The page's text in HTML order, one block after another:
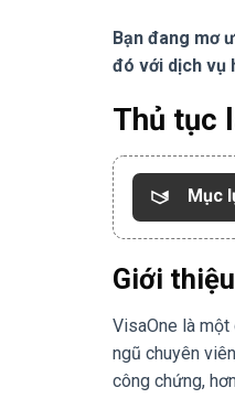
Bạn đang mơ
đó với dịch vụ
Thủ tục
Mục
Giới
VisaOne là
ngũ chuyên
công chứng,